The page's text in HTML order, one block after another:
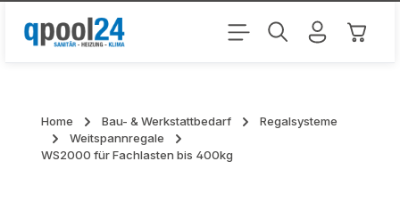
Zum Hauptinhalt springen
Home Bau- & Werkstattbedarf
Regalsysteme
Weitspannregale
WS2000 für Fachlasten bis 400kg